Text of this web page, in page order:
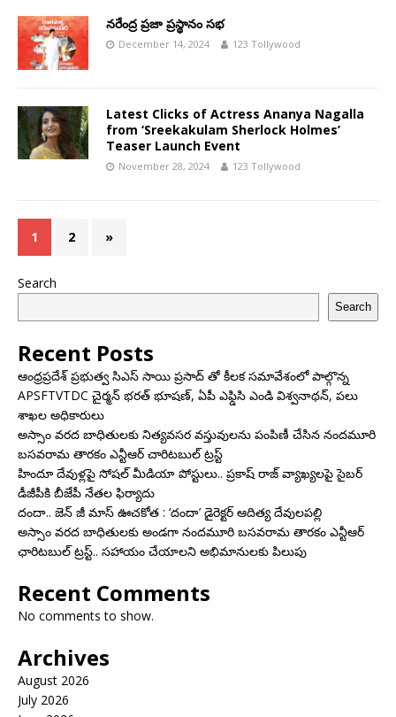
నరేంద్ర ప్రజా ప్రస్థానం సభ
December 14, 2024 123 Tollywood
Latest Clicks of Actress Ananya Nagalla
from ‘Sreekakulam Sherlock Holmes’
Teaser Launch Event
November 28, 2024 123 Tollywood
1 2 »
Search
Search
Recent Posts
ఆంధ్రప్రదేశ్ ప్రభుత్వ సిఎస్ సాయి ప్రసాద్ తో కీలక సమావేశంలో పాల్గొన్న
APSFTVTDC చైర్మన్ భరత్ భూషణ్, ఏపీ ఎఫ్డిసి ఎండి విశ్వనాథన్, పలు
శాఖల అధికారులు
అస్సాం వరద బాధితులకు నిత్యవసర వస్తువులను పంపిణీ చేసిన నందమూరి
బసవరామ తారకం ఎన్టీఆర్ చారిటబుల్ ట్రస్ట్
హిందూ దేవుళ్లపై సోషల్ మీడియా పోస్టులు.. ప్రకాష్ రాజ్ వ్యాఖ్యలపై సైబర్
డీజీపీకి బీజేపీ నేతల ఫిర్యాదు
దందా.. జెన్ జీ మాస్ ఊచకోత : ‘దందా’ డైరెక్ట‌ర్ ఆదిత్య దేవులపల్లి
అస్సాం వరద బాధితులకు అండగా నందమూరి బసవరామ తారకం ఎన్టీఆర్
ఛారిటబుల్ ట్రస్ట్.. సహాయం చేయాలని అభిమానులకు పిలుపు
Recent Comments
No comments to show.
Archives
August 2026
July 2026